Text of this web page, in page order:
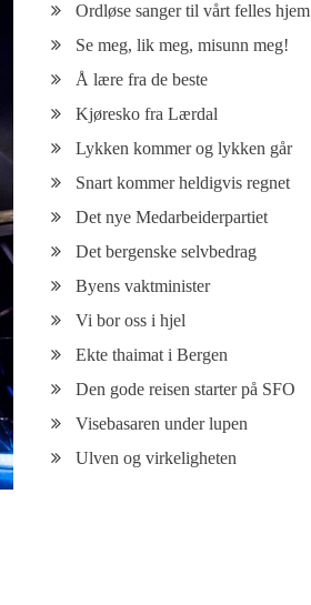
Ordløse sanger til vårt felles hjem
Se meg, lik meg, misunn meg!
Å lære fra de beste
Kjøresko fra Lærdal
Lykken kommer og lykken går
Snart kommer heldigvis regnet
Det nye Medarbeiderpartiet
Det bergenske selvbedrag
Byens vaktminister
Vi bor oss i hjel
Ekte thaimat i Bergen
Den gode reisen starter på SFO
Visebasaren under lupen
Ulven og virkeligheten